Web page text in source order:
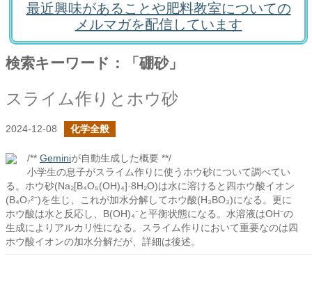
最近興味があることや肥料教室についての
メルマガを配信しています
検索キーワード：「硼砂」
スライム作りとホウ砂
2024-12-08 化学全般
/** Geminiが自動生成した概要 **/
小学生の息子がスライム作りに使うホウ砂について調べてい
る。ホウ砂(Na₂[B₄O₅(OH)₄]·8H₂O)は水に溶けると四ホウ酸イオン
(B₄O₇²⁻)を生じ、これが加水分解してホウ酸(H₃BO₃)になる。更に
ホウ酸は水と反応し、B(OH)₄⁻と平衡状態になる。水溶液はOH⁻の
生成によりアルカリ性になる。スライム作りにおいて重要なのは四
ホウ酸イオンの加水分解だが、詳細は後述。